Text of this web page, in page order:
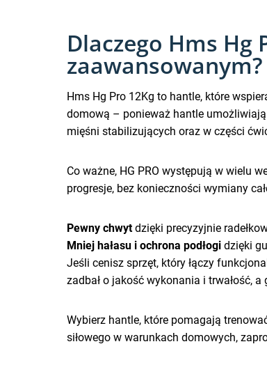
Dlaczego Hms
zaawansowanym?
Hms Hg Pro 12Kg to hantle, które
domową – ponieważ hantle
mięśni stabilizujących oraz w części
Co ważne, HG PRO występują w wielu
progresje, bez konieczności wymiany
Pewny chwytdzięki precyzyjnie
Mniej hałasu i ochrona podłogi dzięki
Jeśli cenisz sprzęt, który łączy
zadbał o jakość wykonania i trwałość,
Wybierz hantle, które pomagają
siłowego w warunkach domowych,